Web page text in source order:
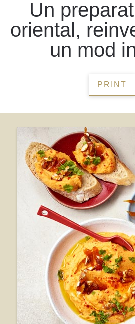
Un
oriental,
un mod
PRINT